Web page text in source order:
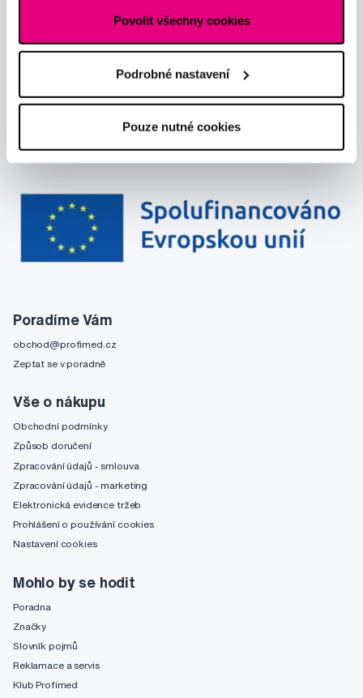
Povolit všechny cookies
Podrobné nastavení
Pouze nutné cookies
Poradíme Vám
obchod@profimed.cz
Zeptat se v poradně
Vše o nákupu
Obchodní podmínky
Způsob doručení
Zpracování údajů - smlouva
Zpracování údajů - marketing
Elektronická evidence tržeb
Prohlášení o používání cookies
Nastavení cookies
Mohlo by se hodit
Poradna
Značky
Slovník pojmů
Reklamace a servis
Klub Profimed